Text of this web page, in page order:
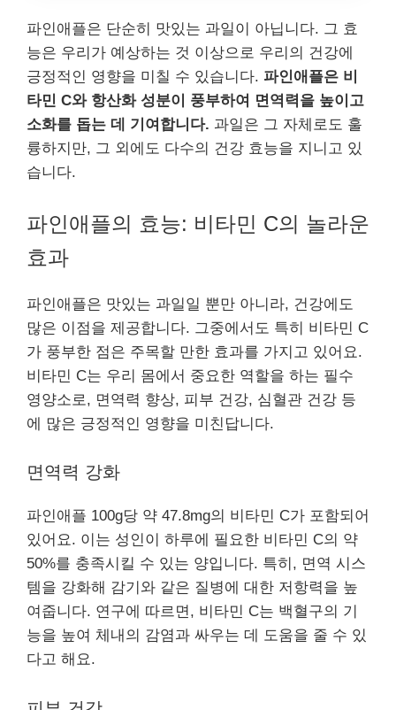
파인애플은 단순히 맛있는 과일이 아닙니다. 그 효
능은 우리가 예상하는 것 이상으로 우리의 건강에
긍정적인 영향을 미칠 수 있습니다. 파인애플은 비
타민 C와 항산화 성분이 풍부하여 면역력을 높이고
소화를 돕는 데 기여합니다. 과일은 그 자체로도 훌
륭하지만, 그 외에도 다수의 건강 효능을 지니고 있
습니다.
파인애플의 효능: 비타민 C의 놀라운
효과
파인애플은 맛있는 과일일 뿐만 아니라, 건강에도
많은 이점을 제공합니다. 그중에서도 특히 비타민 C
가 풍부한 점은 주목할 만한 효과를 가지고 있어요.
비타민 C는 우리 몸에서 중요한 역할을 하는 필수
영양소로, 면역력 향상, 피부 건강, 심혈관 건강 등
에 많은 긍정적인 영향을 미친답니다.
면역력 강화
파인애플 100g당 약 47.8mg의 비타민 C가 포함되어
있어요. 이는 성인이 하루에 필요한 비타민 C의 약
50%를 충족시킬 수 있는 양입니다. 특히, 면역 시스
템을 강화해 감기와 같은 질병에 대한 저항력을 높
여줍니다. 연구에 따르면, 비타민 C는 백혈구의 기
능을 높여 체내의 감염과 싸우는 데 도움을 줄 수 있
다고 해요.